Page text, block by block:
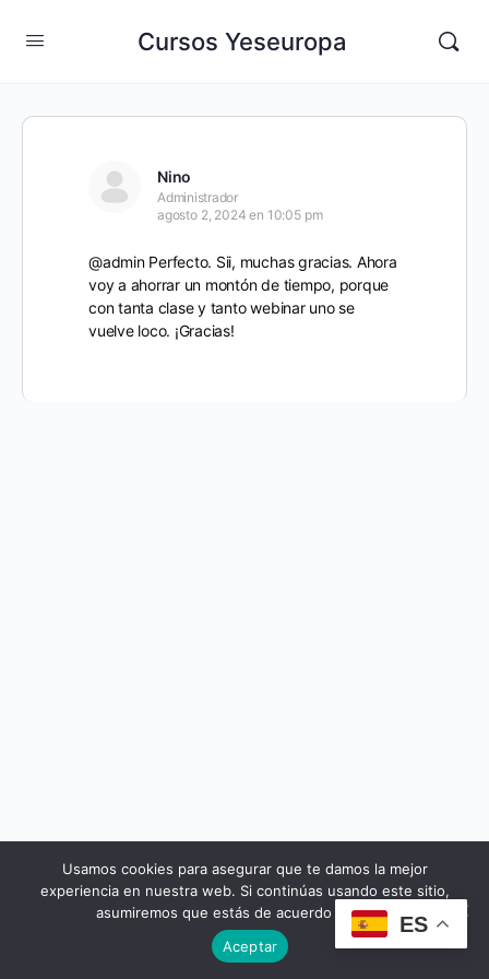
Cursos Yeseuropa
Nino
Administrador
agosto 2, 2024 en 10:05 pm
@admin Perfecto. Sii, muchas gracias. Ahora
voy a ahorrar un montón de tiempo, porque
con tanta clase y tanto webinar uno se
vuelve loco. ¡Gracias!
© 2026 - Cursos Yeseuropa
ES
Usamos cookies para asegurar que te damos la mejor
experiencia en nuestra web. Si continúas usando este sitio,
asumiremos que estás de acuerdo con ello.
Aceptar